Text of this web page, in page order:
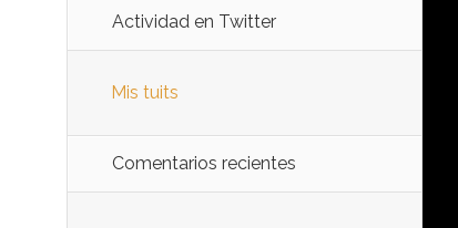
Actividad en Twitter
Mis tuits
Comentarios recientes